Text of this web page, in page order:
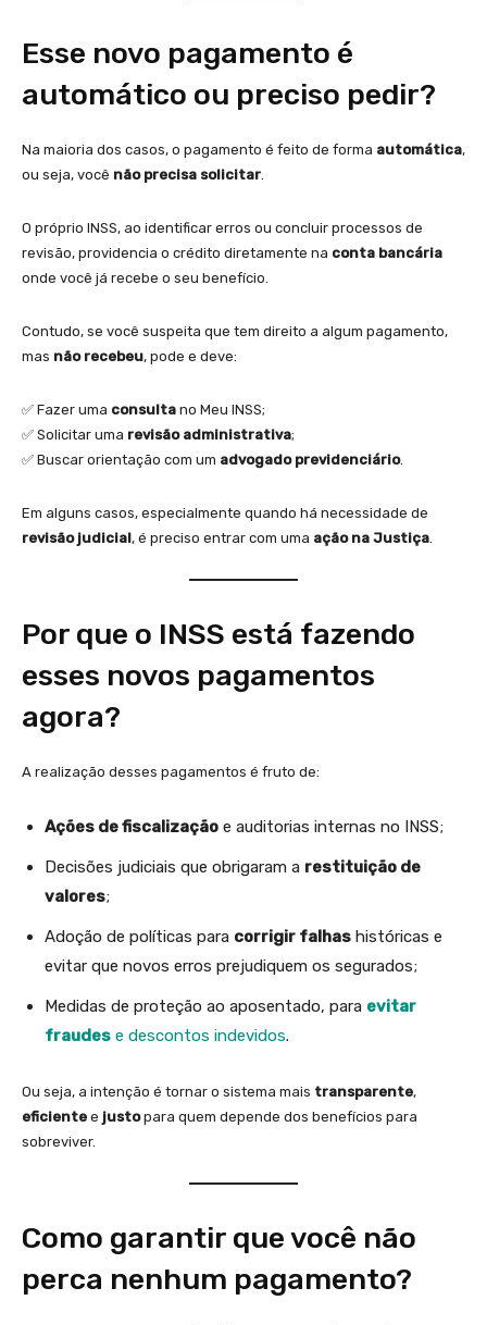
Esse novo pagamento é
automático ou preciso pedir?
Na maioria dos casos, o pagamento é feito de forma automática,
ou seja, você não precisa solicitar.
O próprio INSS, ao identificar erros ou concluir processos de
revisão, providencia o crédito diretamente na conta bancária
onde você já recebe o seu benefício.
Contudo, se você suspeita que tem direito a algum pagamento,
mas não recebeu, pode e deve:
✅ Fazer uma consulta no Meu INSS;
✅ Solicitar uma revisão administrativa;
✅ Buscar orientação com um advogado previdenciário.
Em alguns casos, especialmente quando há necessidade de
revisão judicial, é preciso entrar com uma ação na Justiça.
Por que o INSS está fazendo
esses novos pagamentos
agora?
A realização desses pagamentos é fruto de:
Ações de fiscalização e auditorias internas no INSS;
Decisões judiciais que obrigaram a restituição de
valores;
Adoção de políticas para corrigir falhas históricas e
evitar que novos erros prejudiquem os segurados;
Medidas de proteção ao aposentado, para evitar
fraudes e descontos indevidos.
Ou seja, a intenção é tornar o sistema mais transparente,
eficiente e justopara quem depende dos benefícios para
sobreviver.
Como garantir que você não
perca nenhum pagamento?